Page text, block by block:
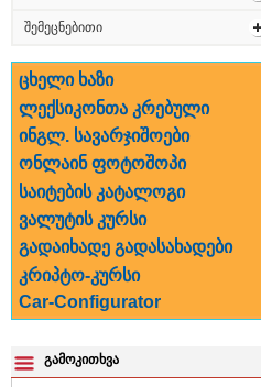
შემეცნებითი
ცხელი ხაზი
ლექსიკონთა კრებული
ინგლ. სავარჯიშოები
ონლაინ ფოტოშოპი
საიტების კატალოგი
ვალუტის კურსი
გადაიხადე გადასახადები
კრიპტო-კურსი
Car-Configurator
გამოკითხვა